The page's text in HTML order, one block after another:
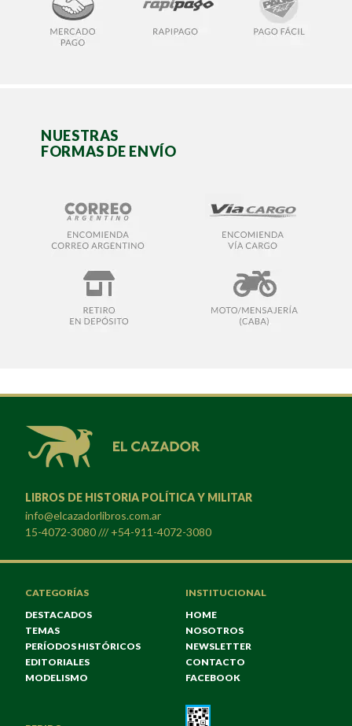
NUESTRAS
FORMAS DE ENVÍO
LIBROS DE HISTORIA POLÍTICA Y MILITAR
info@elcazadorlibros.com.ar
15-4072-3080 /// +54-911-4072-3080
CATEGORÍAS
DESTACADOS
TEMAS
PERÍODOS HISTÓRICOS
EDITORIALES
MODELISMO
INSTITUCIONAL
HOME
NOSOTROS
NEWSLETTER
CONTACTO
FACEBOOK